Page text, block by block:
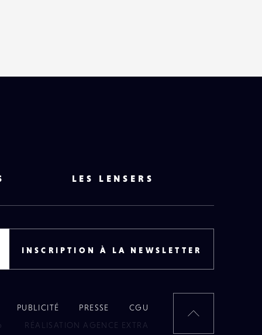
LES LENSERS
INSCRIPTION À LA NEWSLETTER
PUBLICITÉ PRESSE
CGU
RÉALISATION AGENCE EXTRA